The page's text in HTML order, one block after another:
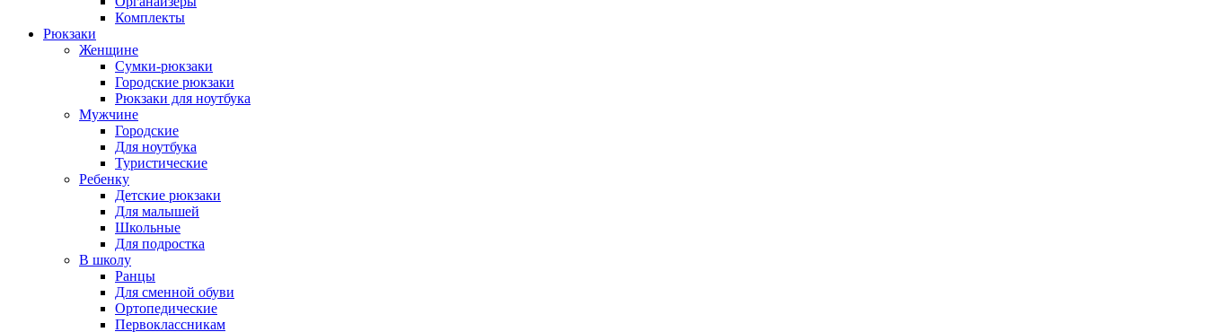
Комплекты
Рюкзаки
Женщине
Сумки-рюкзаки
Городские рюкзаки
Рюкзаки для ноутбука
Мужчине
Городские
Для ноутбука
Туристические
Ребенку
Детские рюкзаки
Для малышей
Школьные
Для подростка
В школу
Ранцы
Для сменной обуви
Ортопедические
Первоклассникам